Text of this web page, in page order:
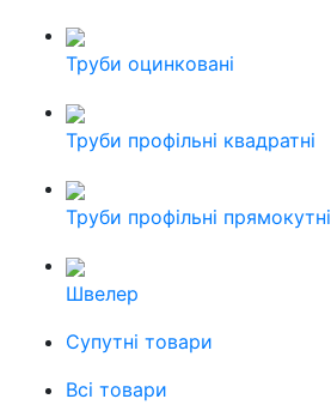
Труби оцинковані
Труби профільні квадратні
Труби профільні прямокутні
Швелер
Cупутні товари
Всі товари